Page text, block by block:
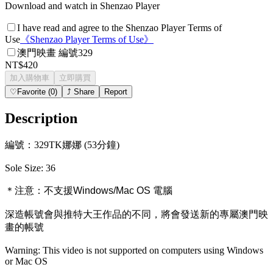
Download and watch in Shenzao Player
I have read and agree to the Shenzao Player Terms of
Use 《Shenzao Player Terms of Use》
澳門映畫 編號329
NT$420
加入購物車
立即購買
♡ Favorite (0) ⤴ Share Report
Description
編號：329TK娜娜 (53分鐘)
Sole Size: 36
＊注意： 不支援Windows/Mac OS 電腦
深造帳號會與推特大王作品的不同，將會發送新的專屬澳門映
畫的帳號
Warning: This video is not supported on computers using Windows
or Mac OS